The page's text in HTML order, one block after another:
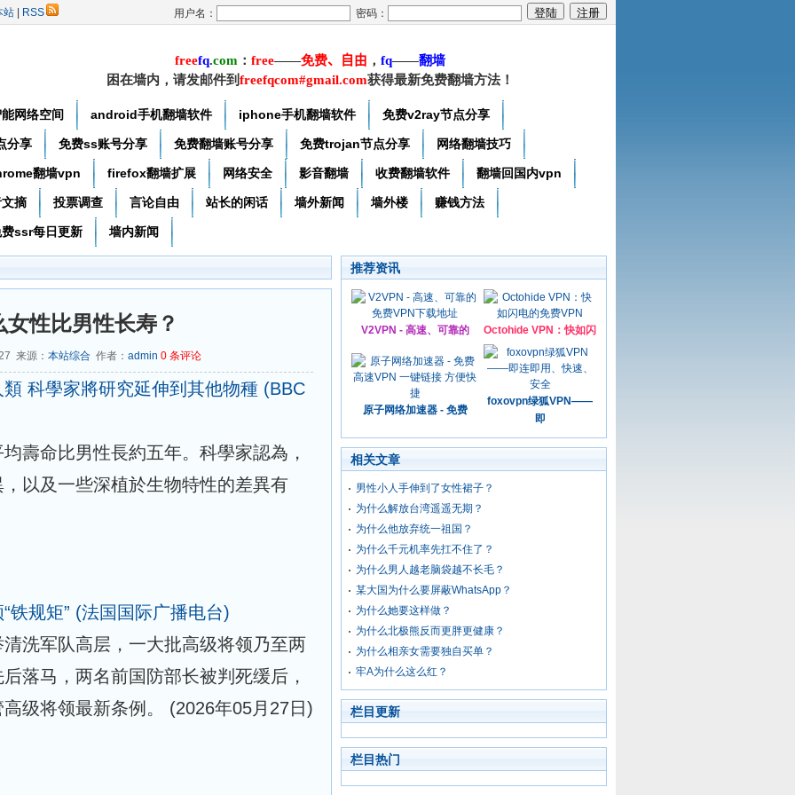
站 RSS 用户名： 密码：
freefq.com ： free——免费、自由 ， fq——翻墙
困在墙内，请发邮件到freefqcom#gmail.com获得最新免费翻墙方法！
网络空间 android手机翻墙软件 iphone手机翻墙软件 免费v2ray节点分享
分享 免费ss账号分享 免费翻墙账号分享 免费trojan节点分享 网络翻墙技巧
翻墙vpn firefox翻墙扩展 网络安全 影音翻墙 收费翻墙软件 翻墙回国内vpn
摘 投票调查 言论自由 站长的闲话 墙外新闻 墙外楼 赚钱方法
ssr每日更新 墙内新闻
女性比男性长寿？
来源： 本站综合作者： admin 0 条评论
科學家將研究延伸到其他物種 (BBC
壽命比男性長約五年。科學家認為，
以及一些深植於生物特性的差異有
铁规矩” (法国国际广播电台)
洗军队高层，一大批高级将领乃至两
落马，两名前国防部长被判死缓后，
级将领最新条例。 (2026年05月27日)
推荐资讯
V2VPN - 高速、可靠的 Octohide VPN：快如闪
原子网络加速器 - 免费
foxovpn绿狐VPN——
即
相关文章
男性小人手伸到了女性裙子？
为什么解放台湾遥遥无期？
为什么他放弃统一祖国？
为什么千元机率先扛不住了？
为什么男人越老脑袋越不长毛？
某大国为什么要屏蔽WhatsApp？
为什么她要这样做？
为什么北极熊反而更胖更健康？
为什么相亲女需要独自买单？
牢A为什么这么红？
栏目更新
栏目热门